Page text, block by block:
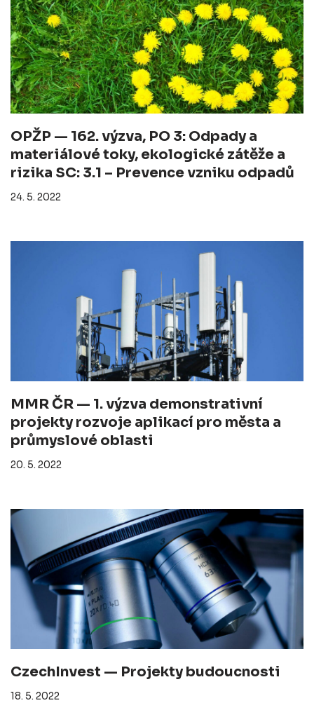
OPŽP — 162. výzva, PO 3: Odpady a
materiálové toky, ekologické zátěže a
rizika SC: 3.1 – Prevence vzniku odpadů
24. 5. 2022
MMR ČR — 1. výzva demonstrativní
projekty rozvoje aplikací pro města a
průmyslové oblasti
20. 5. 2022
CzechInvest — Projekty budoucnosti
18. 5. 2022